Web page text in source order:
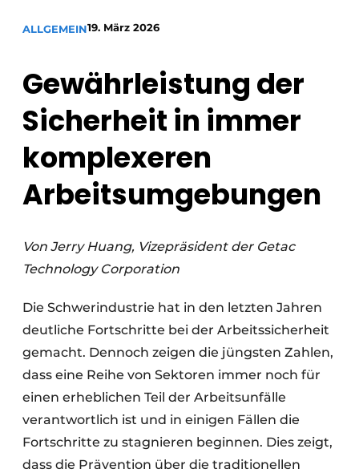
ALLGEMEIN19. März 2026
Gewährleistung der
Sicherheit in immer
komplexeren
Arbeitsumgebungen
Von Jerry Huang, Vizepräsident der Getac
Technology Corporation
Die Schwerindustrie hat in den letzten Jahren
deutliche Fortschritte bei der Arbeitssicherheit
gemacht. Dennoch zeigen die jüngsten Zahlen,
dass eine Reihe von Sektoren immer noch für
einen erheblichen Teil der Arbeitsunfälle
verantwortlich ist und in einigen Fällen die
Fortschritte zu stagnieren beginnen. Dies zeigt,
dass die Prävention über die traditionellen